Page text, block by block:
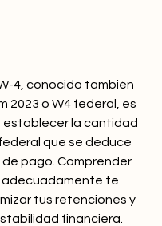
4, conocido también
2023 o W4 federal, es
establecer la cantidad
que se deduce
pago. Comprender
adecuadamente te
tus retenciones y
financiera.